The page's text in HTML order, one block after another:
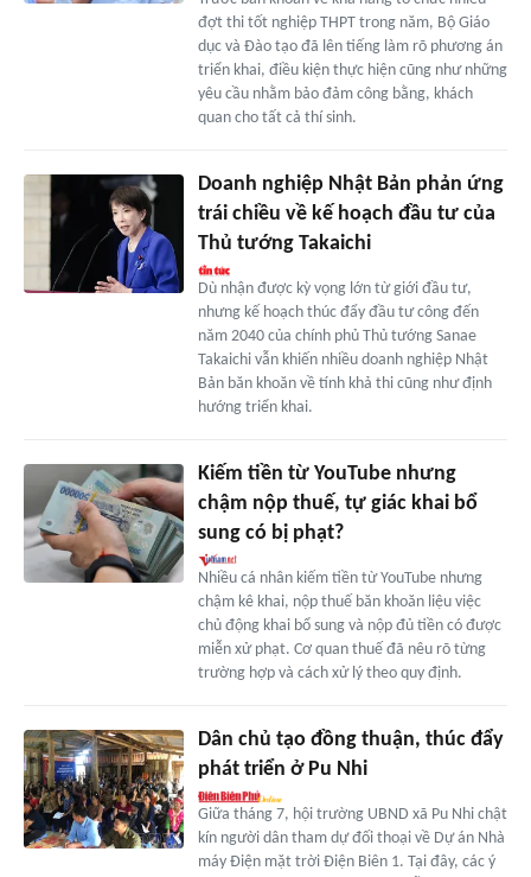
đợt thi tốt nghiệp THPT trong năm, Bộ Giáo
dục và Đào tạo đã lên tiếng làm rõ phương án
triển khai, điều kiện thực hiện cũng như những
yêu cầu nhằm bảo đảm công bằng, khách
quan cho tất cả thí sinh.
Doanh nghiệp Nhật Bản phản ứng
trái chiều về kế hoạch đầu tư của
Thủ tướng Takaichi
Dù nhận được kỳ vọng lớn từ giới đầu tư,
nhưng kế hoạch thúc đẩy đầu tư công đến
năm 2040 của chính phủ Thủ tướng Sanae
Takaichi vẫn khiến nhiều doanh nghiệp Nhật
Bản băn khoăn về tính khả thi cũng như định
hướng triển khai.
Kiếm tiền từ YouTube nhưng
chậm nộp thuế, tự giác khai bổ
sung có bị phạt?
Nhiều cá nhân kiếm tiền từ YouTube nhưng
chậm kê khai, nộp thuế băn khoăn liệu việc
chủ động khai bổ sung và nộp đủ tiền có được
miễn xử phạt. Cơ quan thuế đã nêu rõ từng
trường hợp và cách xử lý theo quy định.
Dân chủ tạo đồng thuận, thúc đẩy
phát triển ở Pu Nhi
Giữa tháng 7, hội trường UBND xã Pu Nhi chật
kín người dân tham dự đối thoại về Dự án Nhà
máy Điện mặt trời Điện Biên 1. Tại đây, các ý